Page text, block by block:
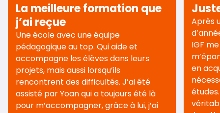
La meilleure formation que
j’ai reçue
Une école avec une équipe
pédagogique au top. Qui aide et
accompagne les élèves dans leurs
projets, mais aussi lorsqu’ils
rencontrent des difficultés. J’ai été
assisté par Yoan qui a toujours été là
pour m’accompagner, grâce à lui, j’ai
Après
IGF
en